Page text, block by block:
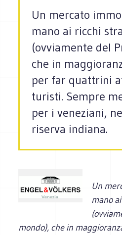
Un mercato
mano ai ricchi
(ovviamente del
che in
per far quattrini
turisti. Sempre
per i veneziani,
riserva indiana.
Un
mano
mondo), che in